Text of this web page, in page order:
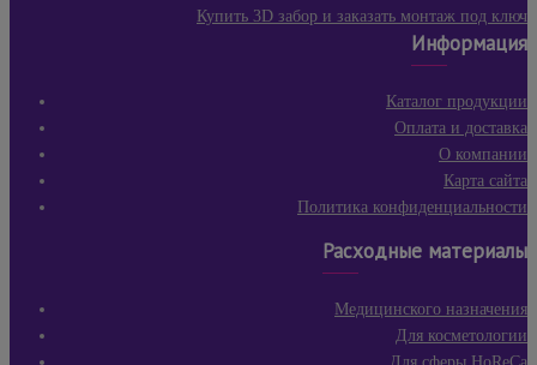
Купить 3D забор и заказать монтаж под ключ
Информация
Каталог продукции
Оплата и доставка
О компании
Карта сайта
Политика конфиденциальности
Расходные материалы
Медицинского назначения
Для косметологии